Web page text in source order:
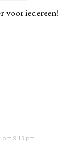
voor iedereen!
om 9:13 pm